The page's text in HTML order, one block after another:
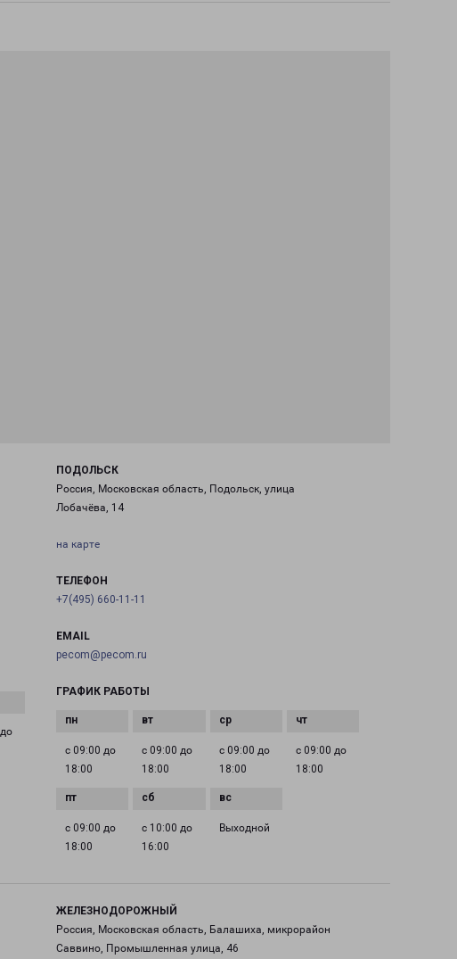
ПОДОЛЬСК
Россия, Московская область, Подольск, улица
Лобачёва, 14
на карте
ТЕЛЕФОН
+7(495) 660-11-11
EMAIL
pecom@pecom.ru
ГРАФИК РАБОТЫ
с 09:00 до
18:00
с 09:00 до
18:00
с 09:00 до
18:00
с 09:00 до
18:00
с 09:00 до
18:00
с 10:00 до
16:00
Выходной
ЖЕЛЕЗНОДОРОЖНЫЙ
Россия, Московская область, Балашиха, микрорайон
Саввино, Промышленная улица, 46